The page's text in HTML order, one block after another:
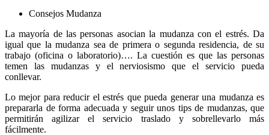
Consejos Mudanza
La mayoría de las personas asocian la mudanza con el estrés. Da
igual que la mudanza sea de primera o segunda residencia, de su
trabajo (oficina o laboratorio)…. La cuestión es que las personas
temen las mudanzas y el nerviosismo que el servicio pueda
conllevar.
Lo mejor para reducir el estrés que pueda generar una mudanza es
prepararla de forma adecuada y seguir unos tips de mudanzas, que
permitirán agilizar el servicio traslado y sobrellevarlo más
fácilmente.